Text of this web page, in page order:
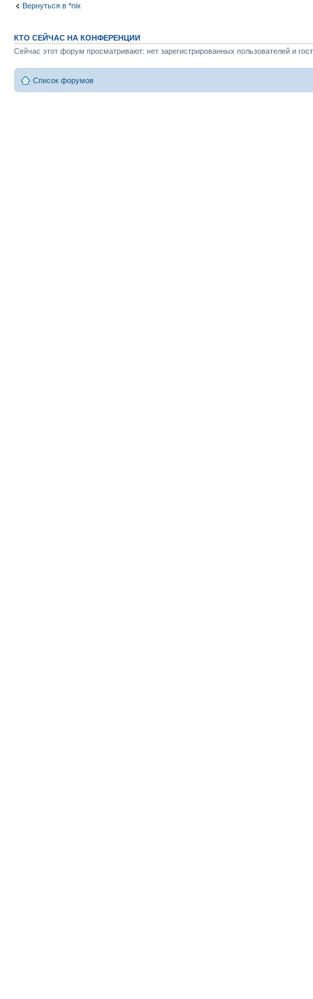
Вернуться в *nix
КТО СЕЙЧАС НА КОНФЕРЕНЦИИ
Сейчас этот форум просматривают: нет зарегистрированных пользователей и
Список форумов